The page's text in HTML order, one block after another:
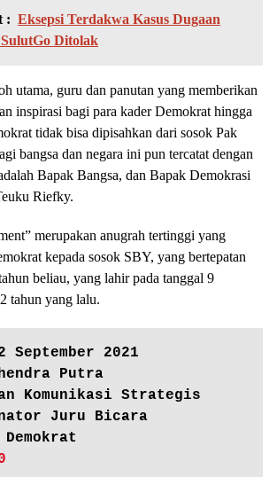
: Eksepsi Terdakwa Kasus Dugaan
Ditolak
utama, guru dan panutan yang memberikan
inspirasi bagi para kader Demokrat hingga
tidak bisa dipisahkan dari sosok Pak
bangsa dan negara ini pun tercatat dengan
Bapak Bangsa, dan Bapak Demokrasi
Riefky.
merupakan anugrah tertinggi yang
kepada sosok SBY, yang bertepatan
beliau, yang lahir pada tanggal 9
tahun yang lalu.
2021
Putra
Komunikasi Strategis
Juru Bicara